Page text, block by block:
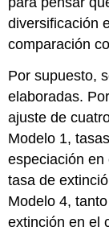
diversificación
comparación
Por supuesto,
elaboradas.
ajuste de
Modelo 1,
especiación en
tasa de
Modelo 4,
extinción en el